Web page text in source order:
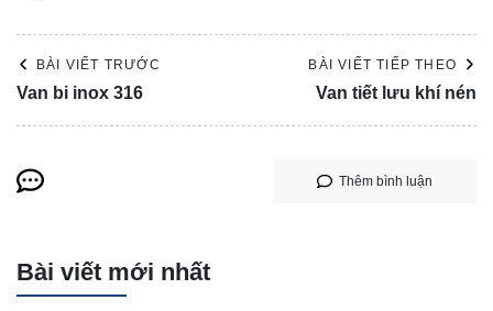
BÀI VIẾT TRƯỚC
Van bi inox 316
BÀI VIẾT TIẾP THEO
Van tiết lưu khí nén
Thêm bình luận
Bài viết mới nhất